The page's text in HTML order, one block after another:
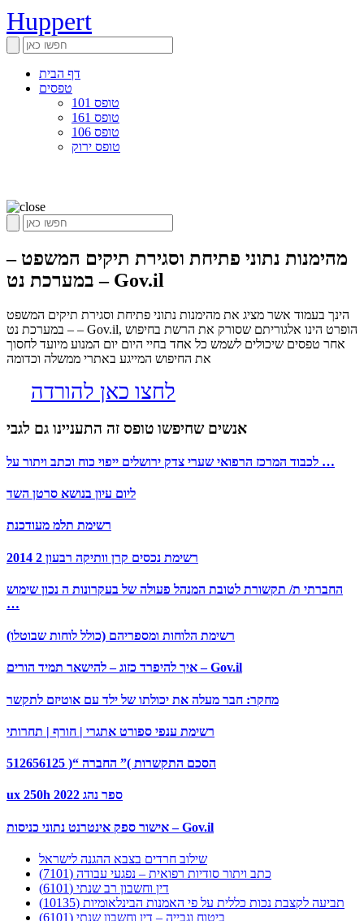
Huppert
דף הבית
טפסים
טופס 101
טופס 161
טופס 106
טופס ירוק
מהימנות נתוני פתיחת וסגירת תיקים המשפט –
במערכת נט – Gov.il
הינך בעמוד אשר מציג את מהימנות נתוני פתיחת וסגירת תיקים המשפט
– במערכת נט – Gov.il, הופרט הינו אלגוריתם שסורק את הרשת בחיפוש
אחר טפסים שיכולים לשמש כל אחד בחיי היום יום המנוע מיועד לחסוך
את החיפוש המייגע באתרי ממשלה וכדומה
לחצו כאן להורדה
אנשים שחיפשו טופס זה התעניינו גם לגבי
לכבוד המרכז הרפואי שערי צדק ירושלים ייפוי כוח וכתב ויתור על …
ליום עיון בנושא סרטן השד
רשימת תלמ מעודכנת
רשימת נכסים קרן וותיקה רבעון 2 2014
החברתי ת/ תקשורת לטובת המנהל פעולה של בעקרונות ה נכון שימוש
…
רשימת הלוחות ומספריהם (כולל לוחות שבוטלו)
איך להיפרד כזוג – להישאר תמיד הורים – Gov.il
מחקר: חבר מעלה את יכולתו של ילד עם אוטיזם לתקשר
רשימת ענפי ספורט אתגרי | חורף | תחרותי
הסכם התקשרות )” החברה “( 512656125
ux 250h ספר נהג 2022
אישור ספק אינטרנט נתוני כניסות – Gov.il
שילוב חרדים בצבא ההגנה לישראל
כתב ויתור סודיות רפואית – נפגעי עבודה (7101)
דין וחשבון רב שנתי (6101)
תביעה לקצבת נכות כללית על פי האמנות הבינלאומיות (10135)
ביטוח וגבייה – דין וחשבון שנתי (6101)